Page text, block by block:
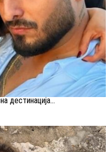
дестинација...